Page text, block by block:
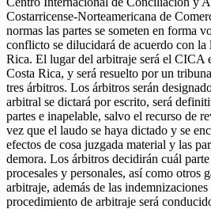
Costarricense-Norteamericana de
normas las partes se someten en forma
conflicto se dilucidará de acuerdo con la
Rica. El lugar del arbitraje será el CICA
Costa Rica, y será resuelto por un
tres árbitros. Los árbitros serán
arbitral se dictará por escrito, será
partes e inapelable, salvo el recurso de
vez que el laudo se haya dictado y se
efectos de cosa juzgada material y las
demora. Los árbitros decidirán cuál parte
procesales y personales, así como otros
arbitraje, además de las
procedimiento de arbitraje será